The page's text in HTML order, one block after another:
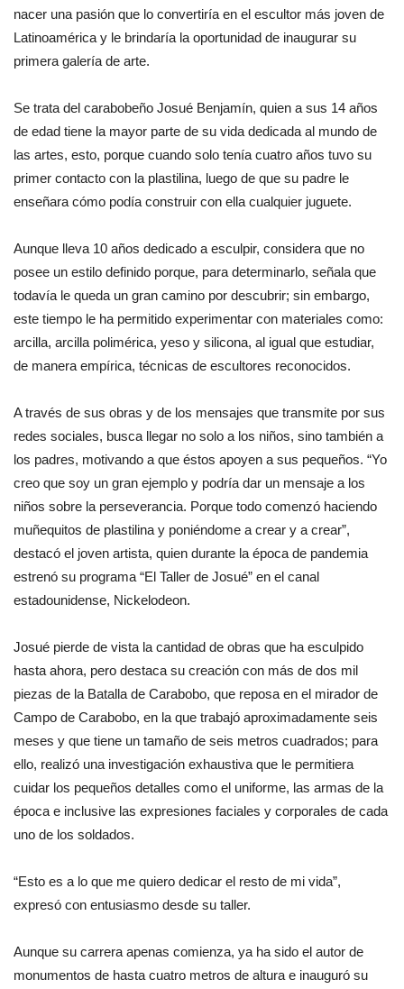
nacer una pasión que lo convertiría en el escultor más joven de
Latinoamérica y le brindaría la oportunidad de inaugurar su
primera galería de arte.
Se trata del carabobeño Josué Benjamín, quien a sus 14 años
de edad tiene la mayor parte de su vida dedicada al mundo de
las artes, esto, porque cuando solo tenía cuatro años tuvo su
primer contacto con la plastilina, luego de que su padre le
enseñara cómo podía construir con ella cualquier juguete.
Aunque lleva 10 años dedicado a esculpir, considera que no
posee un estilo definido porque, para determinarlo, señala que
todavía le queda un gran camino por descubrir; sin embargo,
este tiempo le ha permitido experimentar con materiales como:
arcilla, arcilla polimérica, yeso y silicona, al igual que estudiar,
de manera empírica, técnicas de escultores reconocidos.
A través de sus obras y de los mensajes que transmite por sus
redes sociales, busca llegar no solo a los niños, sino también a
los padres, motivando a que éstos apoyen a sus pequeños. “Yo
creo que soy un gran ejemplo y podría dar un mensaje a los
niños sobre la perseverancia. Porque todo comenzó haciendo
muñequitos de plastilina y poniéndome a crear y a crear”,
destacó el joven artista, quien durante la época de pandemia
estrenó su programa “El Taller de Josué” en el canal
estadounidense, Nickelodeon.
Josué pierde de vista la cantidad de obras que ha esculpido
hasta ahora, pero destaca su creación con más de dos mil
piezas de la Batalla de Carabobo, que reposa en el mirador de
Campo de Carabobo, en la que trabajó aproximadamente seis
meses y que tiene un tamaño de seis metros cuadrados; para
ello, realizó una investigación exhaustiva que le permitiera
cuidar los pequeños detalles como el uniforme, las armas de la
época e inclusive las expresiones faciales y corporales de cada
uno de los soldados.
“Esto es a lo que me quiero dedicar el resto de mi vida”,
expresó con entusiasmo desde su taller.
Aunque su carrera apenas comienza, ya ha sido el autor de
monumentos de hasta cuatro metros de altura e inauguró su